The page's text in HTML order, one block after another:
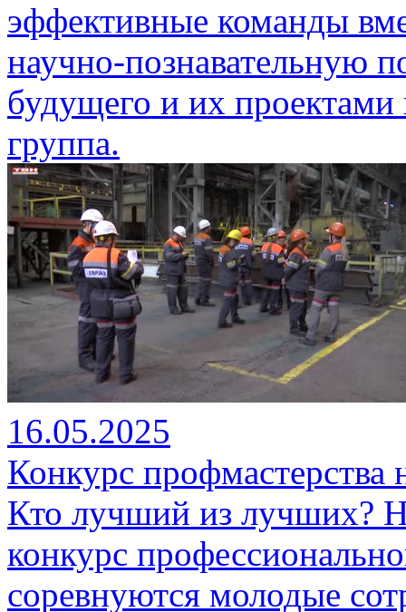
эффективные команды
научно-познавательную
будущего и их
группа.
16.05.2025
Конкурс
Кто лучший из лучших?
конкурс
соревнуются молодые